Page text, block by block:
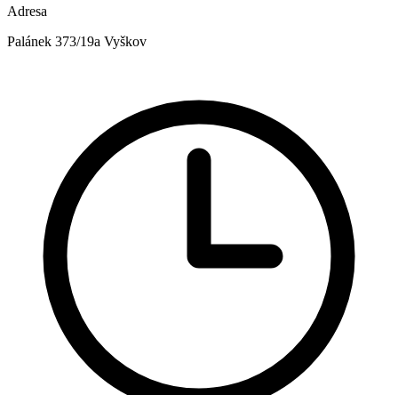
Adresa
Palánek 373/19a Vyškov